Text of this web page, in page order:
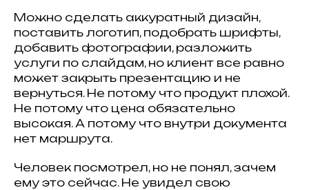
Можно сделать аккуратный дизайн,
поставить логотип, подобрать шрифты,
добавить фотографии, разложить
услуги по слайдам, но клиент все равно
может закрыть презентацию и не
вернуться. Не потому что продукт плохой.
Не потому что цена обязательно
высокая. А потому что внутри документа
нет маршрута.
Человек посмотрел, но не понял, зачем
ему это сейчас. Не увидел свою